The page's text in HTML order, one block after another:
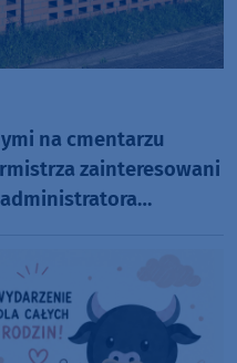
na cmentarzu
zainteresowani